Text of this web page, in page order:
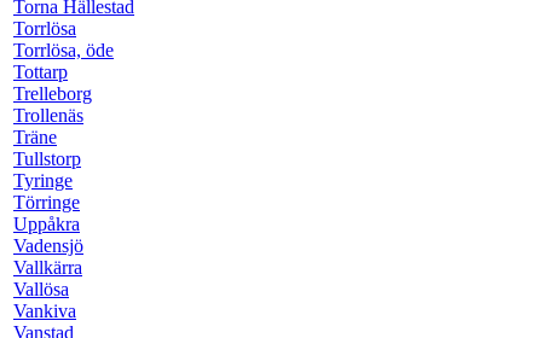
Torna Hällestad
Torrlösa
Torrlösa, öde
Tottarp
Trelleborg
Trollenäs
Träne
Tullstorp
Tyringe
Törringe
Uppåkra
Vadensjö
Vallkärra
Vallösa
Vankiva
Vanstad